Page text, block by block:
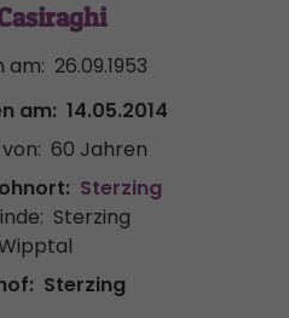
am: 26.09.1953
am: 14.05.2014
60 Jahren
Sterzing
Sterzing
Sterzing